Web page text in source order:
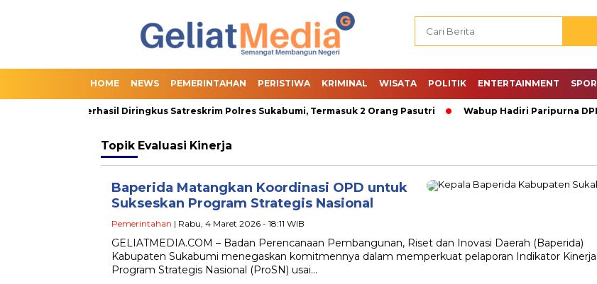
HOME NEWS PEMERINTAHAN PERISTIWA KRIMINAL WISATA POLITIK ENTERTAINMENT
Online Slot Berhasil Diringkus Satreskrim Polres Sukabumi, Termasuk 2 Orang Pasutri Wabup Hadiri Paripurna DPRD
Topik Evaluasi Kinerja
Baperida Matangkan Koordinasi OPD untuk
Sukseskan Program Strategis Nasional
Pemerintahan | Rabu, 4 Maret 2026 - 18:11 WIB
GELIATMEDIA.COM – Badan Perencanaan Pembangunan, Riset dan Inovasi Daerah (Baperida)
Kabupaten Sukabumi menegaskan komitmennya dalam memperkuat pelaporan Indikator Kinerja
Program Strategis Nasional (ProSN) usai…